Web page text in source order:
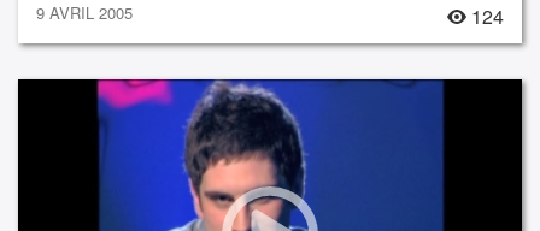
9 AVRIL 2005 124